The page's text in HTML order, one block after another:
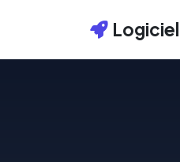
Logiciel